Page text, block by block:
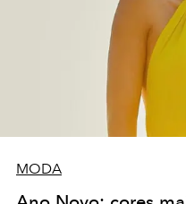
MODA